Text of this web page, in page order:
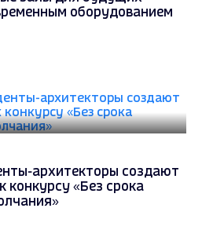
оборудованием
архитекторы создают
конкурсу «Без срока